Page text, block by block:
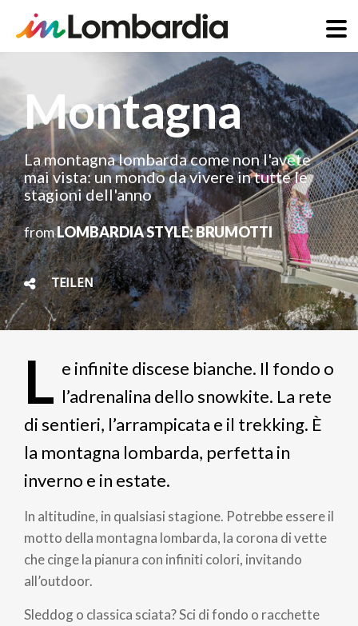
InhaltMontagna
La montagna lombarda come non l'avete
mai vista: un mondo da vivere in tutte le
stagioni dell'anno
fromLOMBARDIA STYLE: BRUMOTTI
TEILEN
L e infinite discese bianche. Il fondo o
l’adrenalina dello snowkite. La rete
di sentieri, l’arrampicata e il trekking. È
la montagna lombarda, perfetta in
inverno e in estate.
In altitudine, in qualsiasi stagione. Potrebbe essere il
motto della montagna lombarda, la corona di vette
che cinge la pianura con infiniti colori, invitando
all’outdoor.
Sleddog o classica sciata? Sci di fondo o racchette